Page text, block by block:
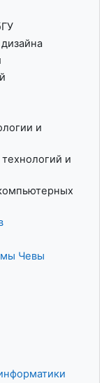
и
и
Чевы